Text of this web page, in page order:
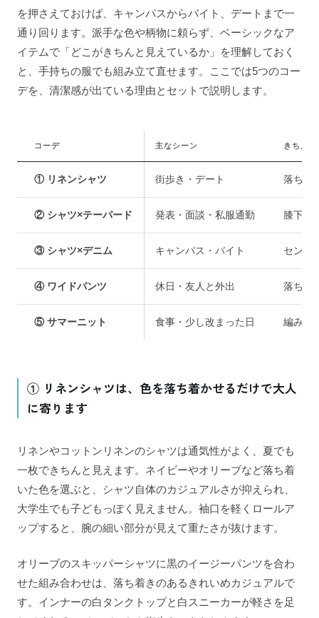
を押さえておけば、キャンパスからバイト、デートまで一
通り回ります。派手な色や柄物に頼らず、ベーシックなア
イテムで「どこがきちんと見えているか」を理解しておく
と、手持ちの服でも組み立て直せます。ここでは5つのコー
デを、清潔感が出ている理由とセットで説明します。
コーデ 主なシーン きちん
① リネンシャツ 街歩き・デート 落ち着
② シャツ×テーパード 発表・面談・私服通勤 膝下が
③ シャツ×デニム キャンパス・バイト センタ
④ ワイドパンツ 休日・友人と外出 落ち感
⑤ サマーニット 食事・少し改まった日 編み地
① リネンシャツは、色を落ち着かせるだけで大人
に寄ります
リネンやコットンリネンのシャツは通気性がよく、夏でも
一枚できちんと見えます。ネイビーやオリーブなど落ち着
いた色を選ぶと、シャツ自体のカジュアルさが抑えられ、
大学生でも子どもっぽく見えません。袖口を軽くロールア
ップすると、腕の細い部分が見えて重たさが抜けます。
オリーブのスキッパーシャツに黒のイージーパンツを合わ
せた組み合わせは、落ち着きのあるきれいめカジュアルで
す。インナーの白タンクトップと白スニーカーが軽さを足